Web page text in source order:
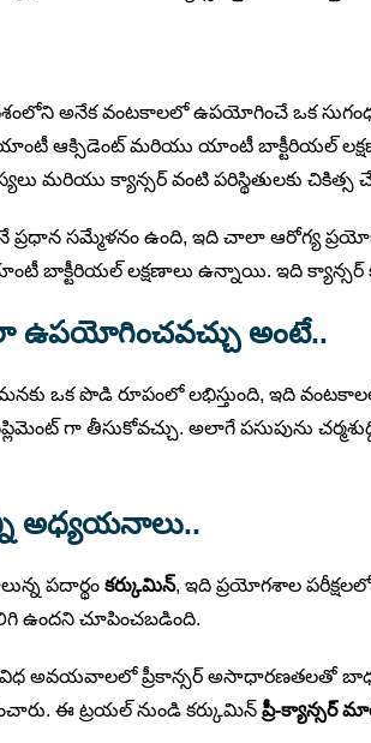
అనేక వంటకాలలో ఉపయోగించే ఒక సుగంధ
ఆక్సిడెంట్ మరియు యాంటీ బాక్టీరియల్
మరియు క్యాన్సర్ వంటి పరిస్థితులకు
ప్రధాన సమ్మేళనం ఉంది, ఇది చాలా ఆరోగ్య
బాక్టీరియల్ లక్షణాలు ఉన్నాయి. ఇది క్యాన్సర్
ఉపయోగించవచ్చు అంటే..
ఒక పొడి రూపంలో లభిస్తుంది, ఇది
గా తీసుకోవచ్చు. అలాగే పసుపును
అధ్యయనాలు..
పదార్థం కర్కుమిన్, ఇది ప్రయోగశాల
ఉందని చూపించబడింది.
వివిధ అవయవాలలో ప్రీకాన్సర్ అసాధారణతలతో
ఈ ట్రయల్ నుండి కర్కుమిన్ ప్రీ-క్యాన్సర్